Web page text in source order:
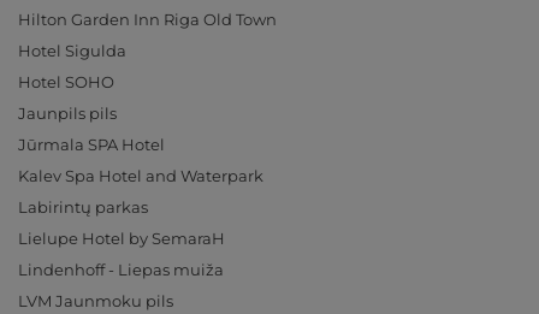
Hilton Garden Inn Riga Old Town
Hotel Sigulda
Hotel SOHO
Jaunpils pils
Jūrmala SPA Hotel
Kalev Spa Hotel and Waterpark
Labirintų parkas
Lielupe Hotel by SemaraH
Lindenhoff - Liepas muiža
LVM Jaunmoku pils